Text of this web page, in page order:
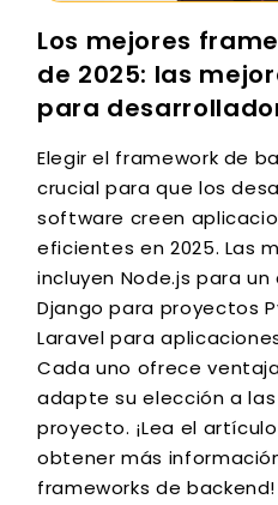
Los mejores
de 2025: las
para
Elegir el framework de
crucial para que los
software creen
eficientes en 2025. Las
incluyen Node.js para
Django para proyectos
Laravel para
Cada uno ofrece
adapte su elección a
proyecto. ¡Lea el
obtener más
frameworks de backend!